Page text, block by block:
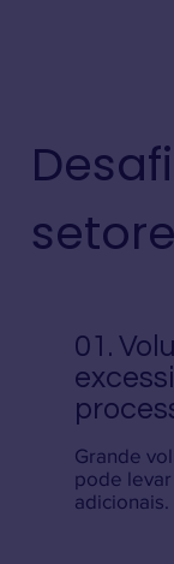
01.
Grande
pode
adicionais.